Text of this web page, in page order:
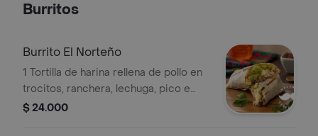
Burritos
Burrito El Norteño
1 Tortilla de harina rellena de pollo en
trocitos, ranchera, lechuga, pico e
gallo, guacamole, queso fundido y
$ 24.000